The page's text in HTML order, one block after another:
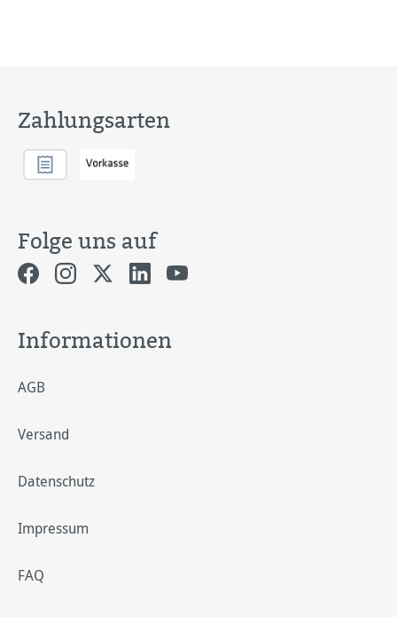
Zahlungsarten
Folge uns auf
Informationen
AGB
Versand
Datenschutz
Impressum
FAQ